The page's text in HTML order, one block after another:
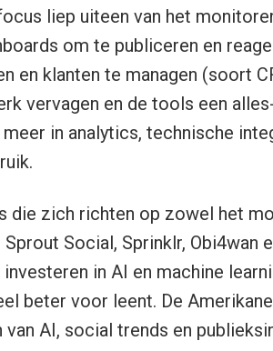
liep uiteen van het
om te publiceren en
en klanten te managen (soort
vervagen en de tools een
in analytics, technische
die zich richten op zowel het
Social, Sprinklr, Obi4wan
in AI en machine
beter voor leent. De
van AI, social trends en